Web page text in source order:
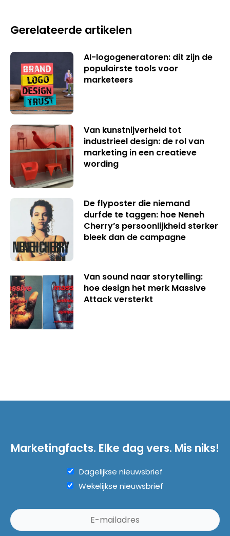
Gerelateerde artikelen
AI-logogeneratoren: dit zijn de
populairste tools voor
marketeers
Van kunstnijverheid tot
industrieel design: de rol van
marketing in een creatieve
wording
De flyposter die niemand
durfde te taggen: hoe Neneh
Cherry’s persoonlijkheid sterker
bleek dan de campagne
Van sound naar storytelling:
hoe design het merk Massive
Attack versterkt
Marketingfacts. Elke dag vers. Mis niks!
Dagelijkse nieuwsbrief
Wekelijkse nieuwsbrief